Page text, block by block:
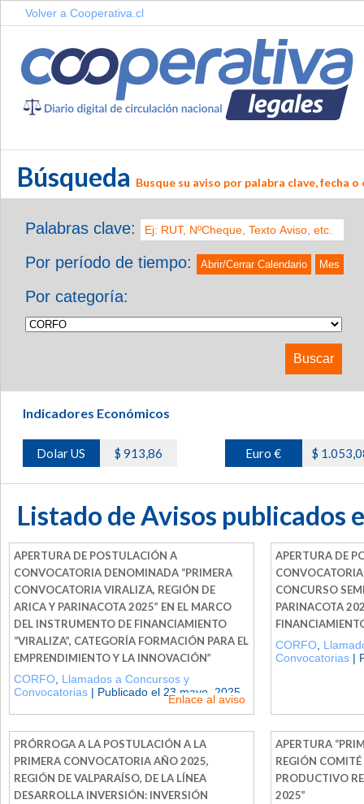
Volver a Cooperativa.cl
Búsqueda Busque su aviso por palabra clave, fecha
Palabras clave:
Por período de tiempo:
Abrir/Cerrar Calendario Mes
Por categoría:
Indicadores Económicos
Dolar US $ 913,86 Euro € $
Listado de Avisos publicados
APERTURA DE POSTULACIÓN A
CONVOCATORIA DENOMINADA “PRIMERA
CONVOCATORIA VIRALIZA, REGIÓN DE
ARICA Y PARINACOTA 2025” EN EL MARCO
DEL INSTRUMENTO DE FINANCIAMIENTO
“VIRALIZA”, CATEGORÍA FORMACIÓN PARA EL
EMPRENDIMIENTO Y LA INNOVACIÓN”
CORFO Llamados a Concursos y
Convocatorias | Publicado el 23 mayo, 2025
Enlace al aviso
APERTURA DE
CONCURSO
PARINACOTA
CORFO
Convocatorias |
PRÓRROGA A LA POSTULACIÓN A LA
PRIMERA CONVOCATORIA AÑO 2025,
REGIÓN DE VALPARAÍSO, DE LA LÍNEA
DESARROLLA INVERSIÓN: INVERSIÓN
APERTURA
REGIÓN
PRODUCTIVO
2025”